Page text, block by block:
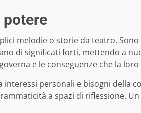
potere
melodie o storie da teatro.
di significati forti, mettendo a
e le conseguenze che la
personali e bisogni della
a spazi di riflessione.